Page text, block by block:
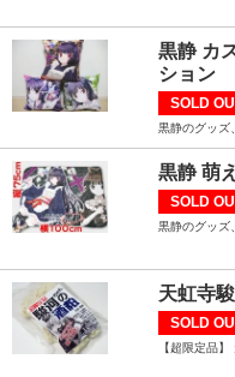
黒静 カ
ション
SOLD
黒静のグッズ
黒静 萌
SOLD
黒静のグッズ
天虹寺
SOLD
【超限定品